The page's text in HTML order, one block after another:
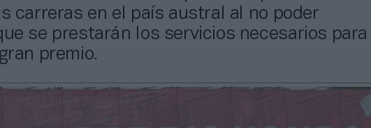
carreras en el país austral al no poder
se prestarán los servicios necesarios para
premio.